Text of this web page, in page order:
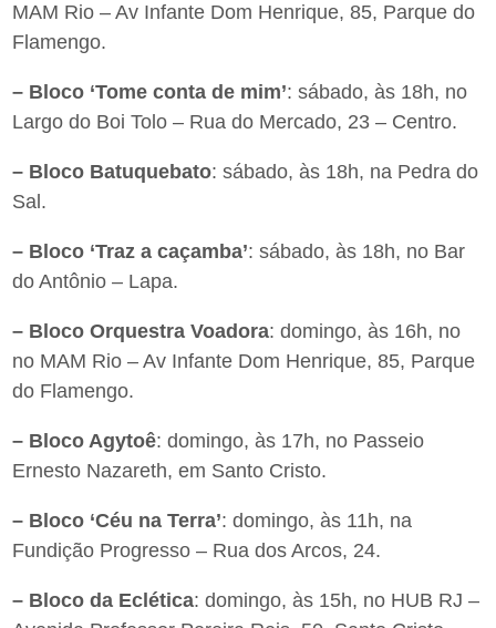
MAM Rio – Av Infante Dom Henrique, 85, Parque do
Flamengo.
– Bloco ‘Tome conta de mim’: sábado, às 18h, no
Largo do Boi Tolo – Rua do Mercado, 23 – Centro.
– Bloco Batuquebato: sábado, às 18h, na Pedra do
Sal.
– Bloco ‘Traz a caçamba’: sábado, às 18h, no Bar
do Antônio – Lapa.
– Bloco Orquestra Voadora: domingo, às 16h, no
no MAM Rio – Av Infante Dom Henrique, 85, Parque
do Flamengo.
– Bloco Agytoê: domingo, às 17h, no Passeio
Ernesto Nazareth, em Santo Cristo.
– Bloco ‘Céu na Terra’: domingo, às 11h, na
Fundição Progresso – Rua dos Arcos, 24.
– Bloco da Eclética: domingo, às 15h, no HUB RJ –